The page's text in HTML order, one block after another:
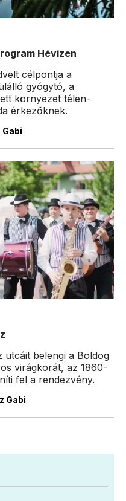
Hévízen
célpontja a
gyógytó, a
környezet télen-
érkezőknek.
Gabi
utcáit belengi a Boldog
virágkorát, az 1860-
fel a rendezvény.
Gabi